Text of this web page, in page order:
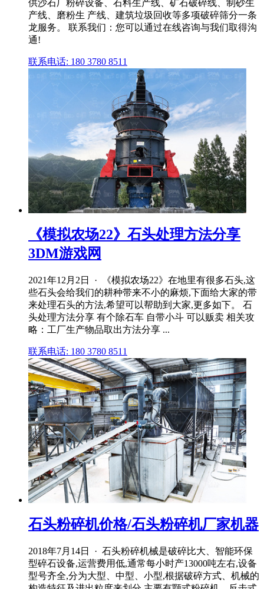
供沙石厂粉碎设备、石料生产线、矿石破碎线、制砂生
产线、磨粉生 产线、建筑垃圾回收等多项破碎筛分一条
龙服务。 联系我们：您可以通过在线咨询与我们取得沟
通!
联系电话: 180 3780 8511
《模拟农场22》石头处理方法分享
3DM游戏网
2021年12月2日 · 《模拟农场22》在地里有很多石头,这
些石头会给我们的耕种带来不小的麻烦,下面给大家的带
来处理石头的方法,希望可以帮助到大家,更多如下。 石
头处理方法分享 有个除石车 自带小斗 可以贩卖 相关攻
略：工厂生产物品取出方法分享 ...
联系电话: 180 3780 8511
石头粉碎机价格/石头粉碎机厂家机器
2018年7月14日 · 石头粉碎机械是破碎比大、智能环保
型碎石设备,运营费用低,通常每小时产13000吨左右,设备
型号齐全,分为大型、中型、小型,根据破碎方式、机械的